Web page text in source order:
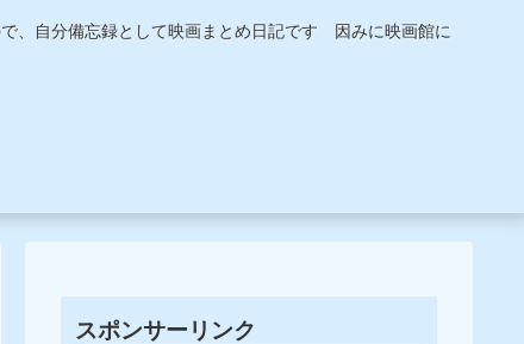
、自分備忘録として映画まとめ日記です 因みに映画館に
スポンサーリンク